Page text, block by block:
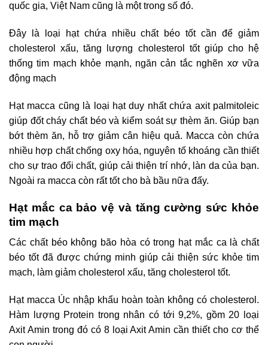
quốc gia, Việt Nam cũng là một trong số đó.
Đây là loại hạt chứa nhiều chất béo tốt cần để giảm
cholesterol xấu, tăng lượng cholesterol tốt giúp cho hệ
thống tim mạch khỏe mạnh, ngăn cản tắc nghẽn xơ vữa
động mạch
Hạt macca cũng là loại hạt duy nhất chứa axit palmitoleic
giúp đốt cháy chất béo và kiểm soát sự thèm ăn. Giúp bạn
bớt thèm ăn, hỗ trợ giảm cân hiệu quả. Macca còn chứa
nhiều hợp chất chống oxy hóa, nguyên tố khoáng cần thiết
cho sự trao đổi chất, giúp cải thiện trí nhớ, làn da của bạn.
Ngoài ra macca còn rất tốt cho bà bầu nữa đấy.
Hạt mắc ca bảo vệ và tăng cường sức khỏe
tim mạch
Các chất béo không bão hòa có trong hạt mắc ca là chất
béo tốt đã được chứng minh giúp cải thiện sức khỏe tim
mạch, làm giảm cholesterol xấu, tăng cholesterol tốt.
Hạt macca Úc nhập khẩu hoàn toàn không có cholesterol.
Hàm lượng Protein trong nhân có tới 9,2%, gồm 20 loại
Axit Amin trong đó có 8 loại Axit Amin cần thiết cho cơ thể